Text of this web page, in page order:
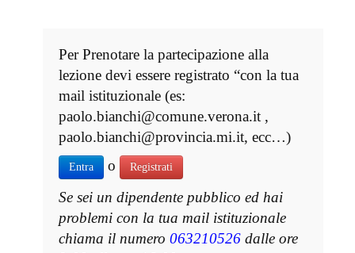
Per Prenotare la partecipazione alla
lezione devi essere registrato “con la tua
mail istituzionale (es:
paolo.bianchi@comune.verona.it ,
paolo.bianchi@provincia.mi.it, ecc…)
Entra o Registrati
Se sei un dipendente pubblico ed hai
problemi con la tua mail istituzionale
chiama il numero 063210526 dalle ore